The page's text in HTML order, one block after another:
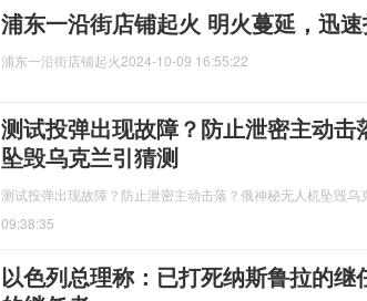
浦东一沿街店铺起火 明火蔓延，迅
浦东一沿街店铺起火2024-10-09 16:55:22
测试投弹出现故障？防止泄密主动击
坠毁乌克兰引猜测
测试投弹出现故障？防止泄密主动击落？俄神秘无人机坠毁乌
09:38:35
以色列总理称：已打死纳斯鲁拉的继